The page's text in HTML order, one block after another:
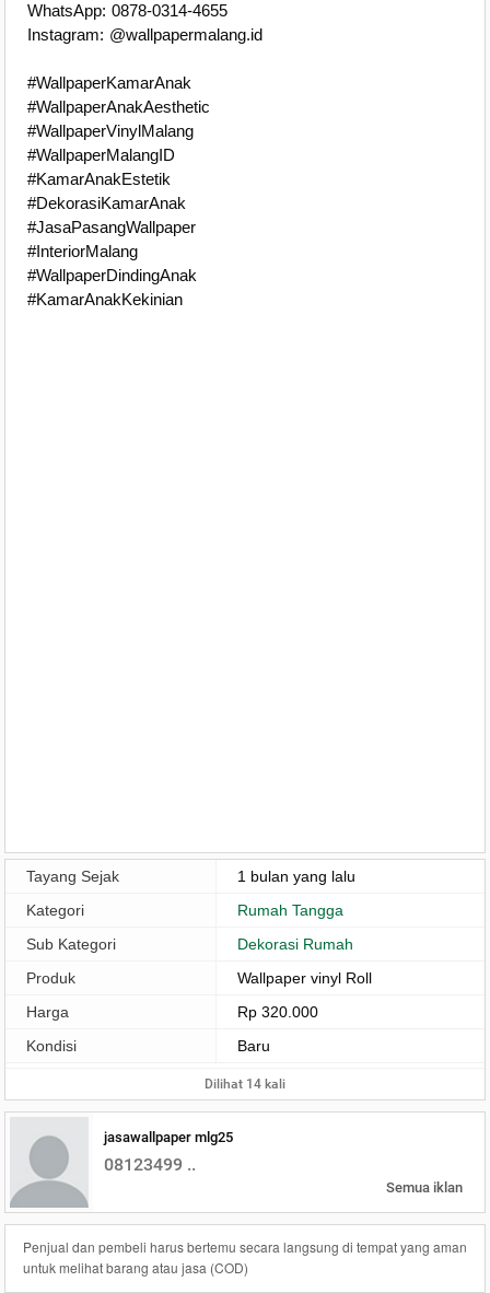
WhatsApp: 0878-0314-4655
Instagram: @wallpapermalang.id
#WallpaperKamarAnak
#WallpaperAnakAesthetic
#WallpaperVinylMalang
#WallpaperMalangID
#KamarAnakEstetik
#DekorasiKamarAnak
#JasaPasangWallpaper
#InteriorMalang
#WallpaperDindingAnak
#KamarAnakKekinian
Tayang Sejak
1 bulan yang lalu
Kategori
Rumah Tangga
Sub Kategori
Dekorasi Rumah
Produk
Wallpaper vinyl Roll
Harga
Rp 320.000
Kondisi
Baru
Dilihat 14 kali
jasawallpaper mlg25
08123499 ..
Semua iklan
Penjual dan pembeli harus bertemu secara langsung di tempat yang aman
untuk melihat barang atau jasa (COD)